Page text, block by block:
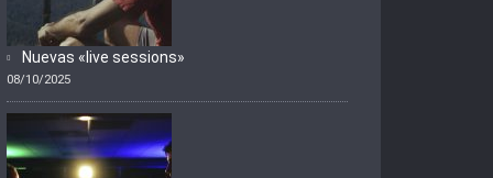
Nuevas «live sessions»
08/10/2025